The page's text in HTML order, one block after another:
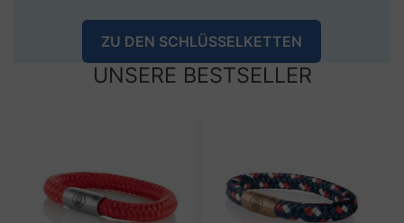
ZU DEN SCHLÜSSELKETTEN
UNSERE BESTSELLER